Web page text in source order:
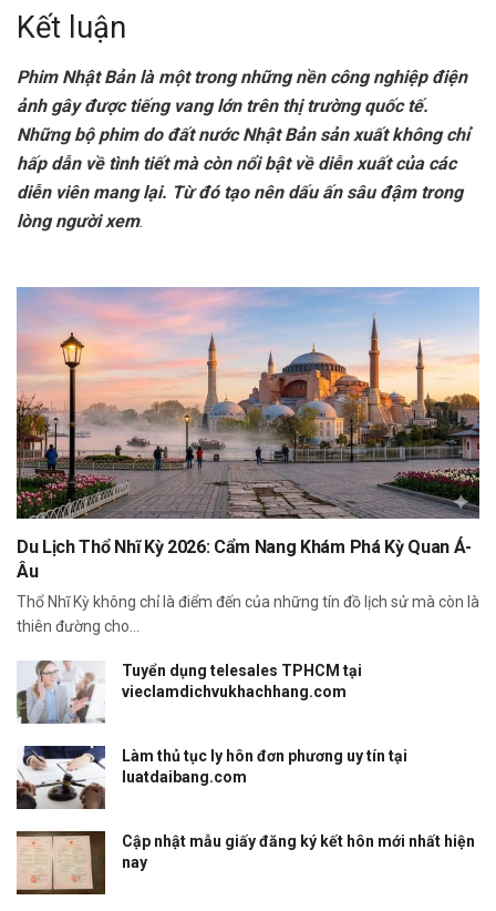
Kết luận
Phim Nhật Bản là một trong những nền công nghiệp điện
ảnh gây được tiếng vang lớn trên thị trường quốc tế.
Những bộ phim do đất nước Nhật Bản sản xuất không chỉ
hấp dẫn về tình tiết mà còn nổi bật về diễn xuất của các
diễn viên mang lại. Từ đó tạo nên dấu ấn sâu đậm trong
lòng người xem.
Du Lịch Thổ Nhĩ Kỳ 2026: Cẩm Nang Khám Phá Kỳ Quan Á-
Âu
Thổ Nhĩ Kỳ không chỉ là điểm đến của những tín đồ lịch sử mà còn là
thiên đường cho...
Tuyển dụng telesales TPHCM tại
vieclamdichvukhachhang.com
Làm thủ tục ly hôn đơn phương uy tín tại
luatdaibang.com
Cập nhật mẫu giấy đăng ký kết hôn mới nhất hiện
nay